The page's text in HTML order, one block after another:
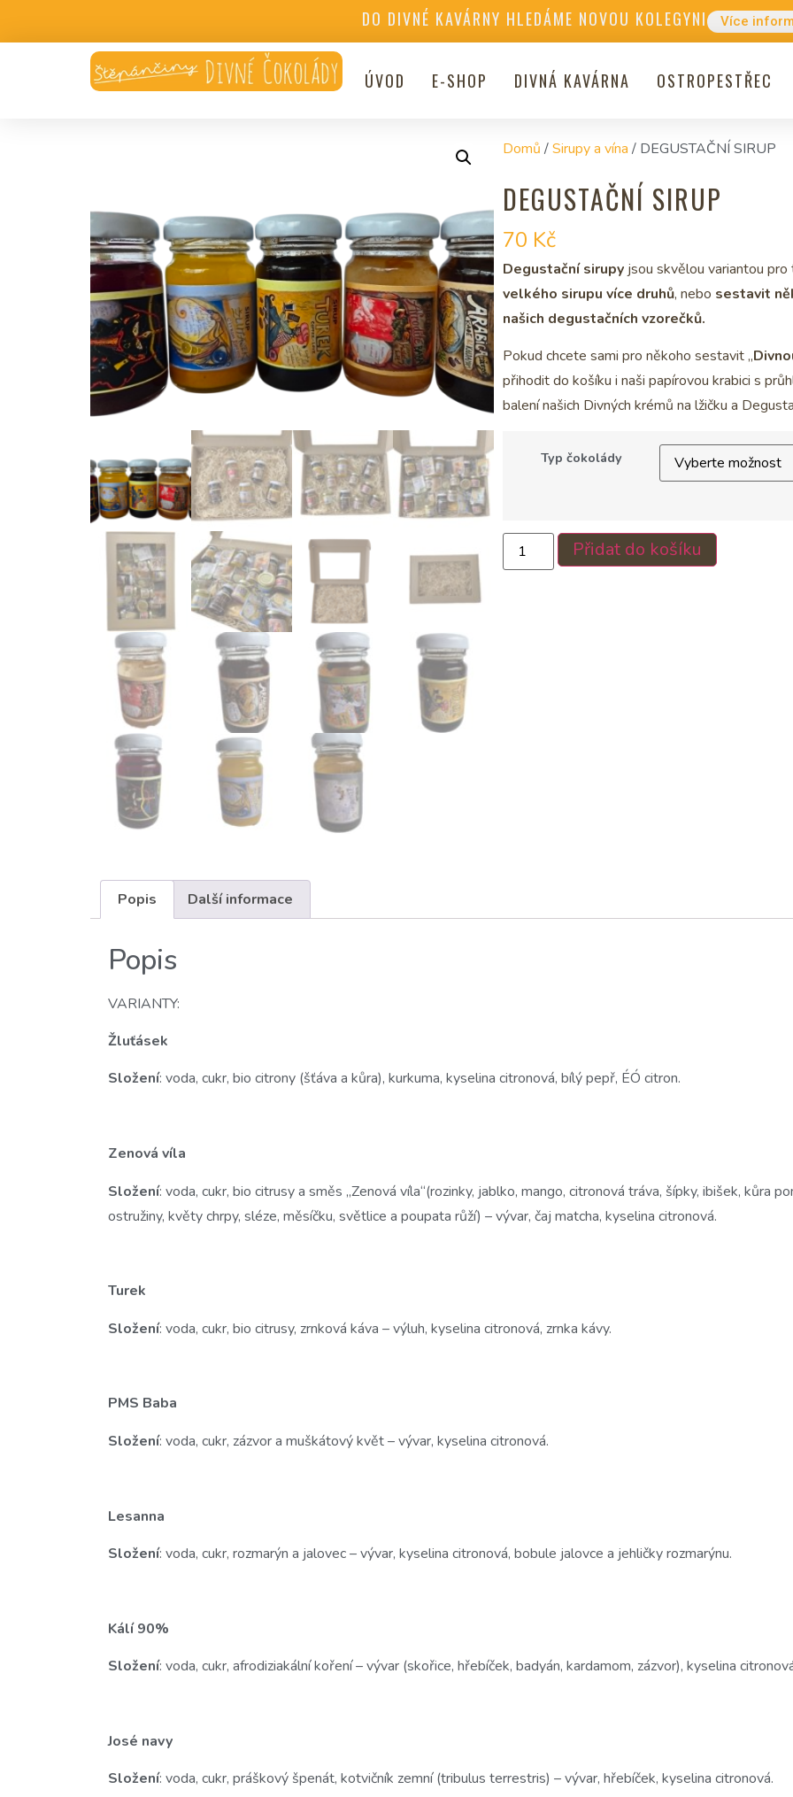
DO DIVNÉ KAVÁRNY HLEDÁME NOVOU KOLEGYNI Více
ÚVOD E-SHOP DIVNÁ KAVÁRNA OSTROPESTŘEC
Domů /Sirupy a vína / DEGUSTAČNÍ SIRUP
DEGUSTAČNÍ SIRUP
70 Kč
Degustační sirupy jsou skvělou variantou
velkého sirupu více druhů, nebo sestavit
našich degustačních vzorečků.
Pokud chcete sami pro někoho sestavit „
přihodit do košíku i naši papírovou krabici s
balení našich Divných krémů na lžičku a
Typ čokolády
Přidat do košíku
Popis Další informace
Popis
VARIANTY:
Žluťásek
Složení: voda, cukr, bio citrony (šťáva a kůra), kurkuma, kyselina citronová, bílý pepř, ÉÓ citron.
Zenová víla
Složení: voda, cukr, bio citrusy a směs „Zenová víla“(rozinky, jablko, mango, citronová tráva, šípky, ibišek, kůra
ostružiny, květy chrpy, sléze, měsíčku, světlice a poupata růží) – vývar, čaj matcha, kyselina citronová.
Turek
Složení: voda, cukr, bio citrusy, zrnková káva – výluh, kyselina citronová, zrnka kávy.
PMS Baba
Složení: voda, cukr, zázvor a muškátový květ – vývar, kyselina citronová.
Lesanna
Složení: voda, cukr, rozmarýn a jalovec – vývar, kyselina citronová, bobule jalovce a jehličky rozmarýnu.
Kálí 90%
Složení: voda, cukr, afrodiziakální koření – vývar (skořice, hřebíček, badyán, kardamom, zázvor), kyselina
José navy
Složení: voda, cukr, práškový špenát, kotvičník zemní (tribulus terrestris) – vývar, hřebíček, kyselina citronová.